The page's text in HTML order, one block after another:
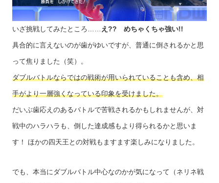
いざ挑戦してみたところ…… え?? めちゃくちゃ強い!!
具合的に言えないのが歯がゆいですが、普通に倒されるかと思
って焦りました（笑）。
ダブルバトルならではの戦術が用いられていることも含め、相
手がより一層強くなっている印象を受けました。
だいぶ歯応えのあるバトルで苦戦されるかもしれませんが、対
戦中のハラハラも、倒した達成感もより得られるかと思いま
す！ ほかの四天王との対戦もますます楽しみになりました。
でも、本当にダブルバトル中心なのかが気になって（ネリネ戦